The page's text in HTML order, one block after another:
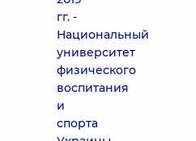
гг. -
Национальный
университет
физического
воспитания
и
спорта